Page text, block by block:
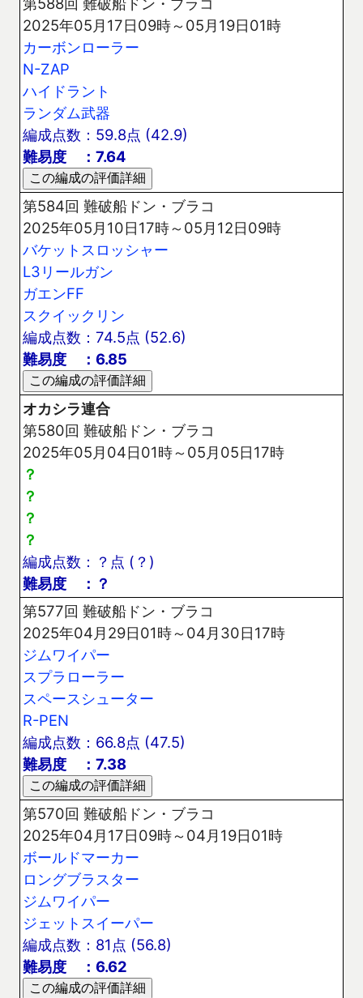
2025年05月17日09時～05月19日01時
カーボンローラー
N-ZAP
ハイドラント
ランダム武器
編成点数：59.8点 (42.9)
難易度 ：7.64
第584回 難破船ドン・ブラコ
2025年05月10日17時～05月12日09時
バケットスロッシャー
L3リールガン
ガエンFF
スクイックリン
編成点数：74.5点 (52.6)
難易度 ：6.85
オカシラ連合
第580回 難破船ドン・ブラコ
2025年05月04日01時～05月05日17時
？
？
？
？
編成点数：？点 (？)
難易度 ：？
第577回 難破船ドン・ブラコ
2025年04月29日01時～04月30日17時
ジムワイパー
スプラローラー
スペースシューター
R-PEN
編成点数：66.8点 (47.5)
難易度 ：7.38
第570回 難破船ドン・ブラコ
2025年04月17日09時～04月19日01時
ボールドマーカー
ロングブラスター
ジムワイパー
ジェットスイーパー
編成点数：81点 (56.8)
難易度 ：6.62